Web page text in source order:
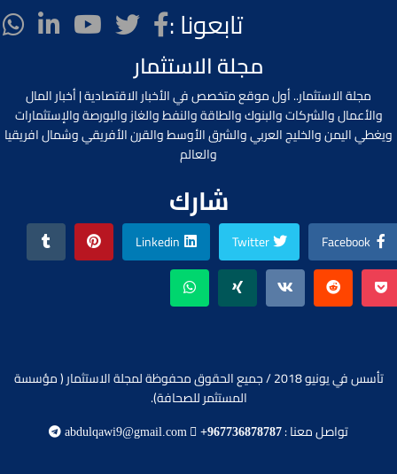
تابعونا :
مجلة الاستثمار
مجلة الاستثمار.. أول موقع متخصص في الأخبار الاقتصادية | أخبار المال
والأعمال والشركات والبنوك والطاقة والنفط والغاز والبورصة والإستثمارات
ويغطي اليمن والخليج العربي والشرق الأوسط والقرن الأفريقي وشمال افريقيا
والعالم
شارك
Facebook
Twitter
Linkedin
تأسس في يونيو 2018 / جميع الحقوق محفوظة لمجلة الاستثمار ( مؤسسة
المستثمر للصحافة).
تواصل معنا : +967736878787
abdulqawi9@gmail.com